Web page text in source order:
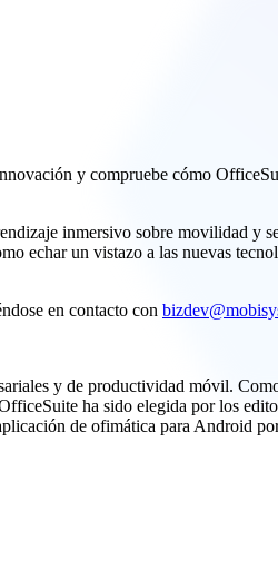
y compruebe cómo
inmersivo sobre movilidad y
echar un vistazo a las nuevas
en contacto con
y de productividad móvil.
ha sido elegida por los
de ofimática para Android